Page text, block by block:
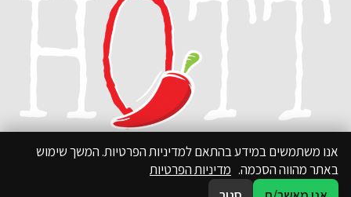
אנו משתמשים במידע בהתאם למדיניות הפרטיות. המשך שימוש
באתר מהווה הסכמה. מדיניות הפרטיות